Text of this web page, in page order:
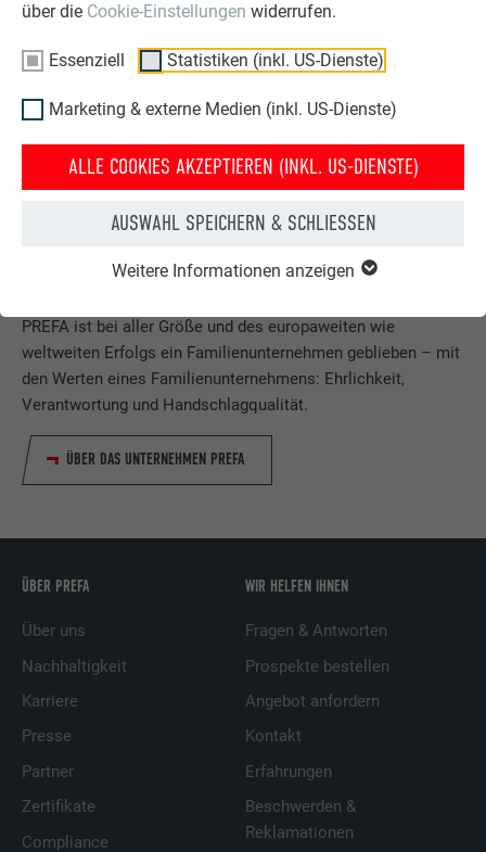
über die Cookie-Einstellungen widerrufen.
Essenziell Statistiken (inkl. US-Dienste)
Marketing & externe Medien (inkl. US-Dienste)
ALLE COOKIES AKZEPTIEREN (INKL. US-DIENSTE)
AUSWAHL SPEICHERN & SCHLIESSEN
Weitere Informationen anzeigen
PREFA ist bei aller Größe und des europaweiten wie
weltweiten Erfolgs ein Familienunternehmen geblieben – mit
den Werten eines Familienunternehmens: Ehrlichkeit,
Verantwortung und Handschlagqualität.
ÜBER DAS UNTERNEHMEN PREFA
ÜBER PREFA
Über uns
Nachhaltigkeit
Karriere
Presse
Partner
Zertifikate
Compliance
WIR HELFEN IHNEN
Fragen & Antworten
Prospekte bestellen
Angebot anfordern
Kontakt
Erfahrungen
Beschwerden &
Reklamationen